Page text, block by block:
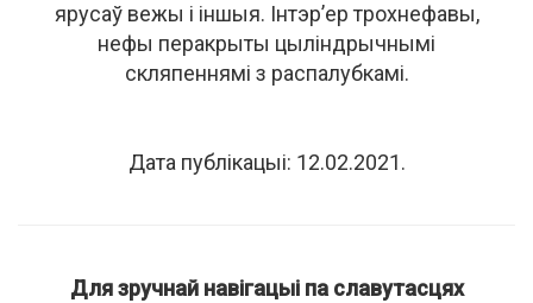
ярусаў вежы і іншыя. Інтэр’ер трохнефавы,
нефы перакрыты цыліндрычнымі
скляпеннямі з распалубкамі.
Дата публікацыі: 12.02.2021.
Для зручнай навігацыі па славутасцях